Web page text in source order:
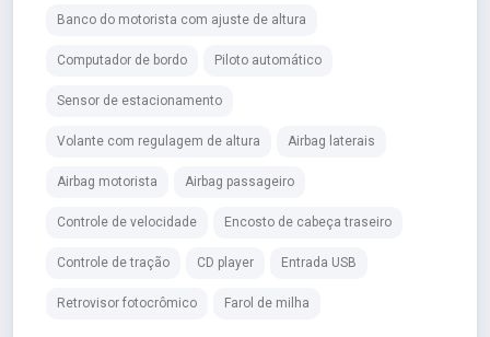
Banco do motorista com ajuste de altura
Computador de bordo Piloto automático
Sensor de estacionamento
Volante com regulagem de altura Airbag laterais
Airbag motorista Airbag passageiro
Controle de velocidade Encosto de cabeça traseiro
Controle de tração CD player Entrada USB
Retrovisor fotocrômico Farol de milha